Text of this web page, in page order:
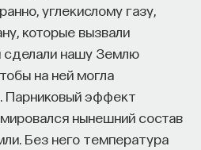
углекислому газу,
которые вызвали
сделали нашу Землю
на ней могла
Парниковый эффект
нынешний состав
Без него температура
вклад в дело
ПОСТНАУКУ